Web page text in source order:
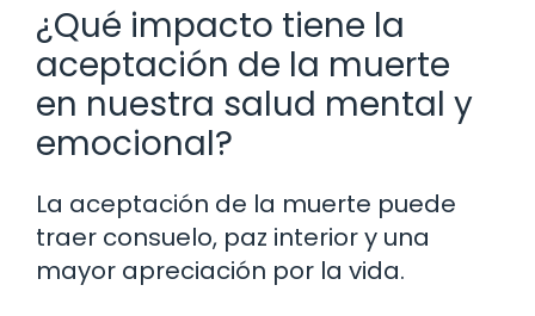
¿Qué impacto tiene la
aceptación de la muerte
en nuestra salud mental y
emocional?
La aceptación de la muerte puede
traer consuelo, paz interior y una
mayor apreciación por la vida.